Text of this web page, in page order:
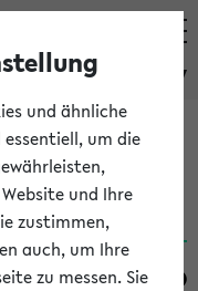
eKVV
und ähnliche
essentiell, um die
und Ihre
zustimmen,
auch, um Ihre
zu messen. Sie